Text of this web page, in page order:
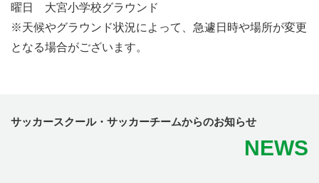
曜日 大宮小学校グラウンド
※天候やグラウンド状況によって、急遽日時や場所が変更
となる場合がございます。
サッカースクール・サッカーチームからのお知らせ
NEWS